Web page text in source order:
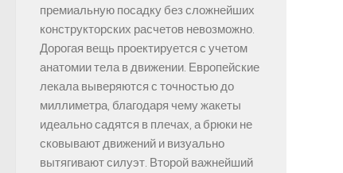
премиальную посадку без сложнейших
конструкторских расчетов невозможно.
Дорогая вещь проектируется с учетом
анатомии тела в движении. Европейские
лекала выверяются с точностью до
миллиметра, благодаря чему жакеты
идеально садятся в плечах, а брюки не
сковывают движений и визуально
вытягивают силуэт. Второй важнейший